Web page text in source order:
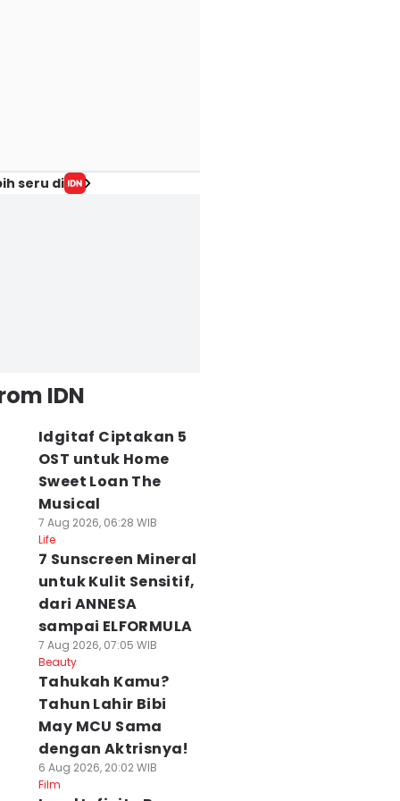
seru di
IDN
Idgitaf Ciptakan 5
OST untuk Home
Sweet Loan The
Musical
7 Aug 2026, 06:28 WIB
Life
7 Sunscreen Mineral
untuk Kulit Sensitif,
dari ANNESA
sampai ELFORMULA
7 Aug 2026, 07:05 WIB
Beauty
Tahukah Kamu?
Tahun Lahir Bibi
May MCU Sama
dengan Aktrisnya!
6 Aug 2026, 20:02 WIB
Film